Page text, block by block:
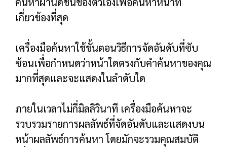
เกี่ยวข้องที่สุด
เครื่องมือค้นหาใช้ขั้นตอนวิธีการจัดอันดับที่ซับ
ซ้อนเพื่อกำหนดว่าหน้าใดตรงกับคำค้นหาของคุณ
มากที่สุดและจะแสดงในลำดับใด
ภายในเวลาไม่กี่มิลลิวินาที เครื่องมือค้นหาจะ
รวบรวมรายการผลลัพธ์ที่จัดอันดับและแสดงบน
หน้าผลลัพธ์การค้นหา โดยมักจะรวมคุณสมบัติ